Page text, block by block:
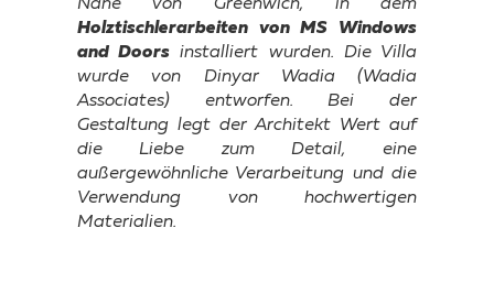
Nähe von Greenwich, in dem
Holztischlerarbeiten von MS Windows
and Doors installiert wurden. Die Villa
wurde von Dinyar Wadia (Wadia
Associates) entworfen. Bei der
Gestaltung legt der Architekt Wert auf
die Liebe zum Detail, eine
außergewöhnliche Verarbeitung und die
Verwendung von hochwertigen
Materialien.